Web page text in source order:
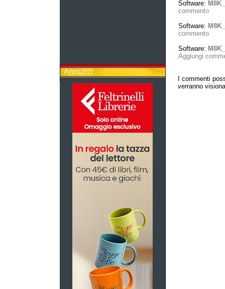
Annunci
Software:
commento
Software:
commento
Software:
Aggiungi
I commenti
verranno